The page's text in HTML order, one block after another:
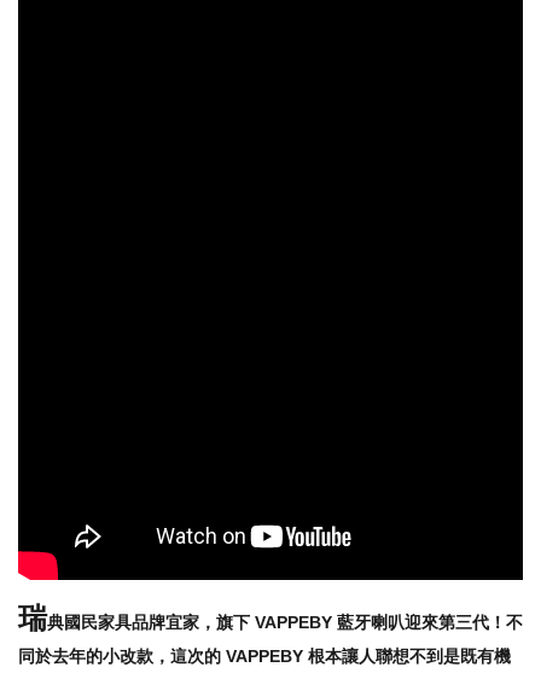
瑞典國民家具品牌宜家，旗下 VAPPEBY 藍牙喇叭迎來第三代！不
同於去年的小改款，這次的 VAPPEBY 根本讓人聯想不到是既有機